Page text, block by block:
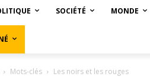
SOCIÉTÉ MONDE
Mots-clés Les noirs et les rouges